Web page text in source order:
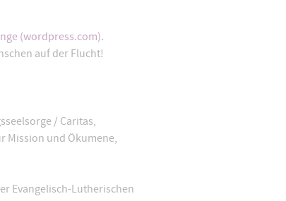
(wordpress.com).
auf der Flucht!
/ Caritas,
Mission und Ökumene,
Evangelisch-Lutherischen